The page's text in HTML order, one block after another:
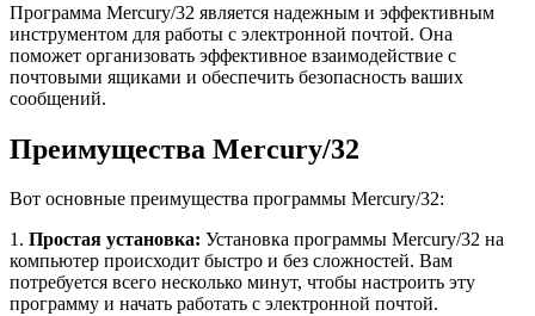
Программа Mercury/32 является надежным и эффективным
инструментом для работы с электронной почтой. Она
поможет организовать эффективное взаимодействие с
почтовыми ящиками и обеспечить безопасность ваших
сообщений.
Преимущества Mercury/32
Вот основные преимущества программы Mercury/32:
1. Простая установка: Установка программы Mercury/32 на
компьютер происходит быстро и без сложностей. Вам
потребуется всего несколько минут, чтобы настроить эту
программу и начать работать с электронной почтой.